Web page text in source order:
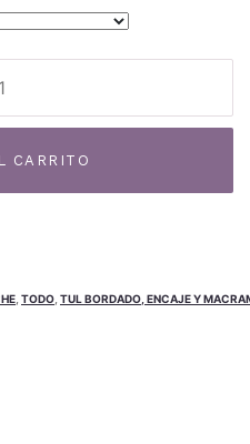
CARRITO
TODO TUL BORDADO, ENCAJE Y